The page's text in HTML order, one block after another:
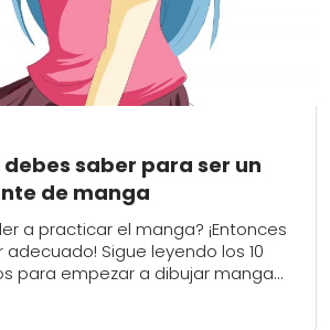
debes saber para ser un
de manga
a practicar el manga? ¡Entonces
Sigue leyendo los 10
para empezar a dibujar manga